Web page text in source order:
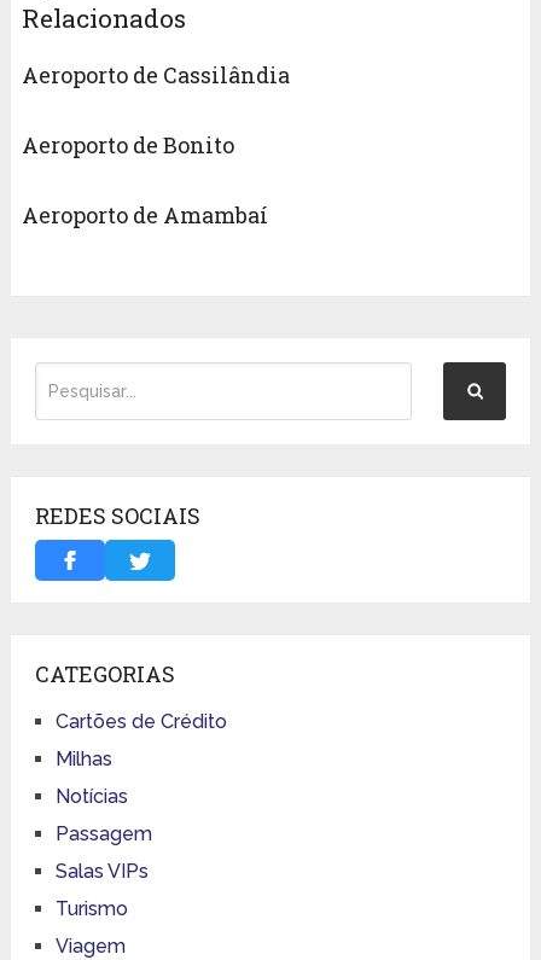
Relacionados
Aeroporto de Cassilândia
Aeroporto de Bonito
Aeroporto de Amambaí
REDES SOCIAIS
CATEGORIAS
Cartões de Crédito
Milhas
Notícias
Passagem
Salas VIPs
Turismo
Viagem